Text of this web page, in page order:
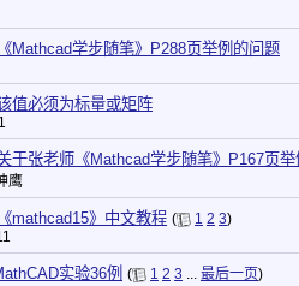
《Mathcad学步随笔》P288页举例的问题
值必须为标量或矩阵
于张老师《Mathcad学步随笔》P167页
鹰
《mathcad15》中文教程 ( 1 2 3)
实验36例 ( 1 2 3 ... 最后一页)